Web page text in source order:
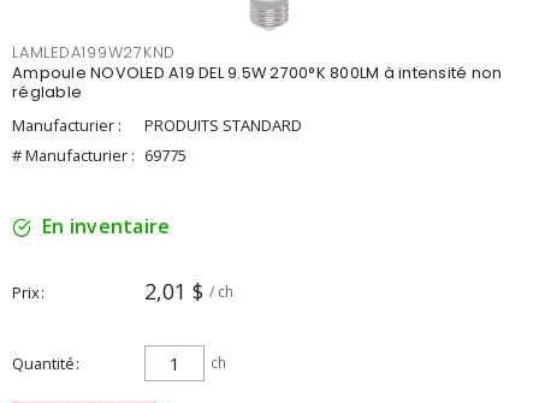
LAMLEDA199W27KND
Ampoule NOVOLED A19 DEL 9.5W 2700°K 800LM à intensité non
réglable
Manufacturier :
PRODUITS STANDARD
# Manufacturier : 69775
En inventaire
Prix 2,01 $ / ch
Quantité ch